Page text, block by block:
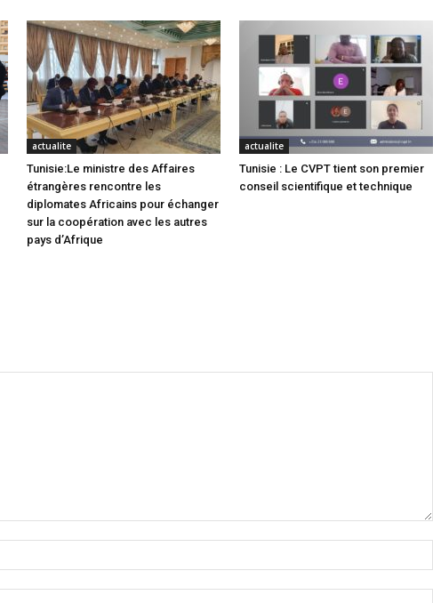
actualite
Tunisie:Le ministre des Affaires
étrangères rencontre les
diplomates Africains pour échanger
sur la coopération avec les autres
pays d’Afrique
actualite
Tunisie : Le CVPT tient son premier
conseil scientifique et technique